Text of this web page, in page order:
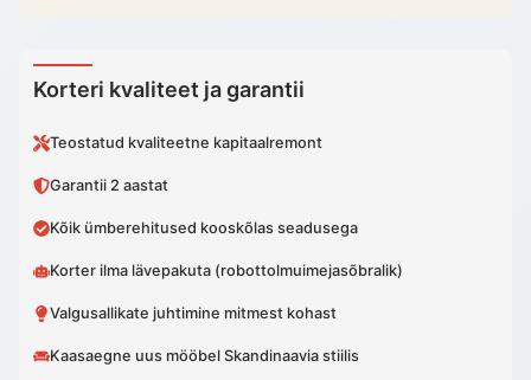
Korteri kvaliteet ja garantii
Teostatud kvaliteetne kapitaalremont
Garantii 2 aastat
Kõik ümberehitused kooskõlas seadusega
Korter ilma lävepakuta (robottolmuimejasõbralik)
Valgusallikate juhtimine mitmest kohast
Kaasaegne uus mööbel Skandinaavia stiilis